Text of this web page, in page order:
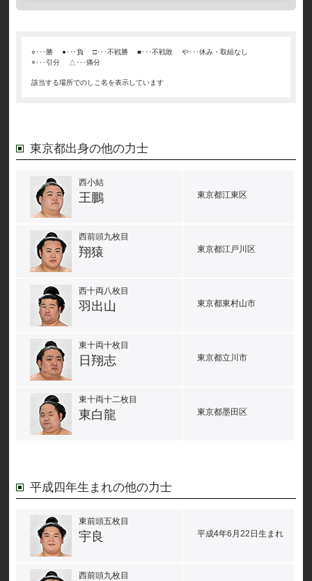
○･･･勝 ●･･･負 □･･･不戦勝 ■･･･不戦敗
や･･･休み・取組なし
×･･･引分
△･･･痛分
該当する場所でのしこ名を表示しています
東京都出身の他の力士
西小結
王鵬 東京都江東区
西前頭九枚目
翔猿 東京都江戸川区
西十両八枚目
羽出山 東京都東村山市
東十両十枚目
日翔志 東京都立川市
東十両十二枚目
東白龍 東京都墨田区
平成四年生まれの他の力士
東前頭五枚目
宇良 平成4年6月22日生まれ
西前頭九枚目